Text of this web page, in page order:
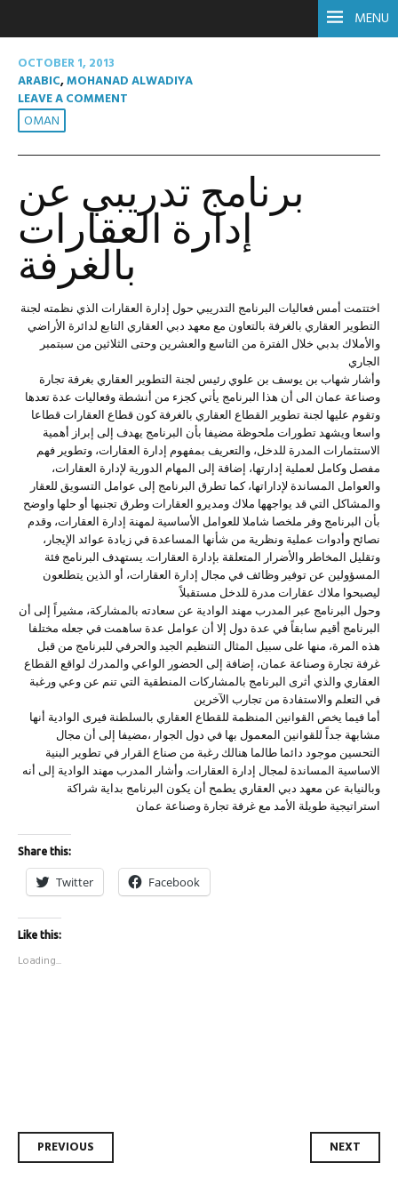
MENU
OCTOBER 1, 2013
ARABIC,MOHANAD ALWADIYA
LEAVE A COMMENT
OMAN
برنامج تدريبي عن
إدارة العقارات
بالغرفة
اختتمت أمس فعاليات البرنامج التدريبي حول إدارة العقارات الذي نظمته لجنة
التطوير العقاري بالغرفة بالتعاون مع معهد دبي العقاري التابع لدائرة الأراضي
والأملاك بدبي خلال الفترة من التاسع والعشرين وحتى الثلاثين من سبتمبر
الجاري
وأشار شهاب بن يوسف بن علوي رئيس لجنة التطوير العقاري بغرفة تجارة
وصناعة عمان الى أن هذا البرنامج يأتي كجزء من أنشطة وفعاليات عدة تعدها
وتقوم عليها لجنة تطوير القطاع العقاري بالغرفة كون قطاع العقارات قطاعا
واسعا ويشهد تطورات ملحوظة مضيفا بأن البرنامج يهدف إلى إبراز أهمية
الاستثمارات المدرة للدخل، والتعريف بمفهوم إدارة العقارات، وتطوير فهم
مفصل وكامل لعملية إدارتها، إضافة إلى المهام الدورية لإدارة العقارات،
والعوامل المساندة لإداراتها، كما تطرق البرنامج إلى عوامل التسويق للعقار
والمشاكل التي قد يواجهها ملاك ومديرو العقارات وطرق تجنبها أو حلها واوضح
بأن البرنامج وفر ملخصا شاملا للعوامل الأساسية لمهنة إدارة العقارات، وقدم
نصائح وأدوات عملية ونظرية من شأنها المساعدة في زيادة عوائد الإيجار،
وتقليل المخاطر والأضرار المتعلقة بإدارة العقارات. يستهدف البرنامج فئة
المسؤولين عن توفير وظائف في مجال إدارة العقارات، أو الذين يتطلعون
ليصبحوا ملاك عقارات مدرة للدخل مستقبلاً
وحول البرنامج عبر المدرب مهند الوادية عن سعادته بالمشاركة، مشيراً إلى أن
البرنامج أقيم سابقاً في عدة دول إلا أن عوامل عدة ساهمت في جعله مختلفا
هذه المرة، منها على سبيل المثال التنظيم الجيد والحرفي للبرنامج من قبل
غرفة تجارة وصناعة عمان، إضافة إلى الحضور الواعي والمدرك لواقع القطاع
العقاري والذي أثرى البرنامج بالمشاركات المنطقية التي تنم عن وعي ورغبة
في التعلم والاستفادة من تجارب الآخرين
أما فيما يخص القوانين المنظمة للقطاع العقاري بالسلطنة فيرى الوادية أنها
مشابهة جداً للقوانين المعمول بها في دول الجوار ،مضيفا إلى أن مجال
التحسين موجود دائما طالما هنالك رغبة من صناع القرار في تطوير البنية
الاساسية المساندة لمجال إدارة العقارات. وأشار المدرب مهند الوادية إلى أنه
وبالنيابة عن معهد دبي العقاري يطمح أن يكون البرنامج بداية شراكة
استراتيجية طويلة الأمد مع غرفة تجارة وصناعة عمان
Share this:
Twitter Facebook
Like this:
Loading...
Post
PREVIOUS NEXT